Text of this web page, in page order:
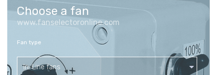
Choose a fan
www.fanselectoronline.com
Fan type
In-Line fans